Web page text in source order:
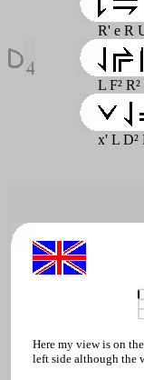
R' e R
L F²
x' L D²
Here my view is on
left side although the